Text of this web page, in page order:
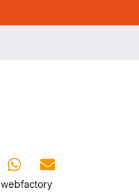
webfactory